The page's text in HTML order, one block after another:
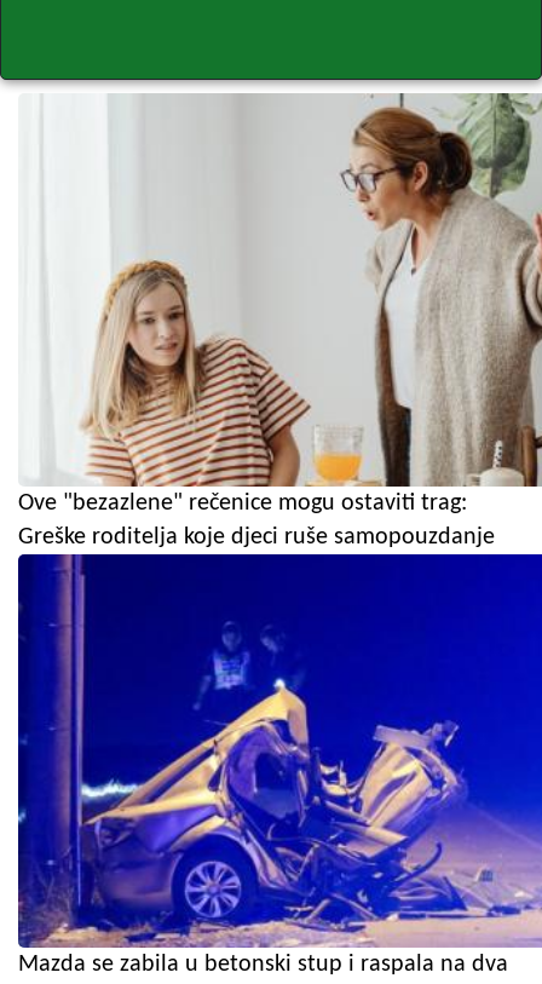
Ove "bezazlene" rečenice mogu ostaviti trag:
Greške roditelja koje djeci ruše samopouzdanje
Mazda se zabila u betonski stup i raspala na dva